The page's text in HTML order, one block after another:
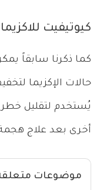
كيوتيفيت للاكزيما
كما ذكرنا سابقاً
حالات الإكزيما
يُستخدم لتقليل خطر
أخرى بعد علاج
موضوعات